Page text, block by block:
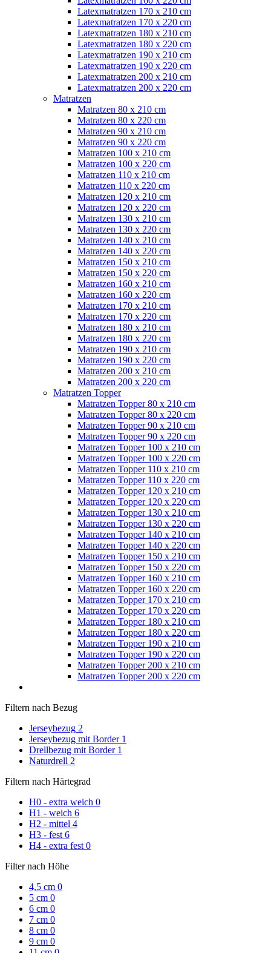
Latexmatratzen 170 x 210 cm
Latexmatratzen 170 x 220 cm
Latexmatratzen 180 x 210 cm
Latexmatratzen 180 x 220 cm
Latexmatratzen 190 x 210 cm
Latexmatratzen 190 x 220 cm
Latexmatratzen 200 x 210 cm
Latexmatratzen 200 x 220 cm
Matratzen
Matratzen 80 x 210 cm
Matratzen 80 x 220 cm
Matratzen 90 x 210 cm
Matratzen 90 x 220 cm
Matratzen 100 x 210 cm
Matratzen 100 x 220 cm
Matratzen 110 x 210 cm
Matratzen 110 x 220 cm
Matratzen 120 x 210 cm
Matratzen 120 x 220 cm
Matratzen 130 x 210 cm
Matratzen 130 x 220 cm
Matratzen 140 x 210 cm
Matratzen 140 x 220 cm
Matratzen 150 x 210 cm
Matratzen 150 x 220 cm
Matratzen 160 x 210 cm
Matratzen 160 x 220 cm
Matratzen 170 x 210 cm
Matratzen 170 x 220 cm
Matratzen 180 x 210 cm
Matratzen 180 x 220 cm
Matratzen 190 x 210 cm
Matratzen 190 x 220 cm
Matratzen 200 x 210 cm
Matratzen 200 x 220 cm
Matratzen Topper
Matratzen Topper 80 x 210 cm
Matratzen Topper 80 x 220 cm
Matratzen Topper 90 x 210 cm
Matratzen Topper 90 x 220 cm
Matratzen Topper 100 x 210 cm
Matratzen Topper 100 x 220 cm
Matratzen Topper 110 x 210 cm
Matratzen Topper 110 x 220 cm
Matratzen Topper 120 x 210 cm
Matratzen Topper 120 x 220 cm
Matratzen Topper 130 x 210 cm
Matratzen Topper 130 x 220 cm
Matratzen Topper 140 x 210 cm
Matratzen Topper 140 x 220 cm
Matratzen Topper 150 x 210 cm
Matratzen Topper 150 x 220 cm
Matratzen Topper 160 x 210 cm
Matratzen Topper 160 x 220 cm
Matratzen Topper 170 x 210 cm
Matratzen Topper 170 x 220 cm
Matratzen Topper 180 x 210 cm
Matratzen Topper 180 x 220 cm
Matratzen Topper 190 x 210 cm
Matratzen Topper 190 x 220 cm
Matratzen Topper 200 x 210 cm
Matratzen Topper 200 x 220 cm
Filtern nach Bezug
Jerseybezug 2
Jerseybezug mit Border 1
Drellbezug mit Border 1
Naturdrell 2
Filtern nach Härtegrad
H0 - extra weich 0
H1 - weich 6
H2 - mittel 4
H3 - fest 6
H4 - extra fest 0
Filter nach Höhe
4,5 cm 0
5 cm 0
6 cm 0
7 cm 0
8 cm 0
9 cm 0